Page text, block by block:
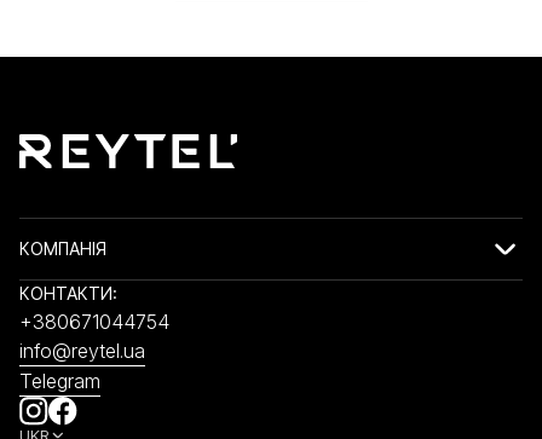
КОМПАНІЯ
КОНТАКТИ:
+380671044754
info@reytel.ua
Telegram